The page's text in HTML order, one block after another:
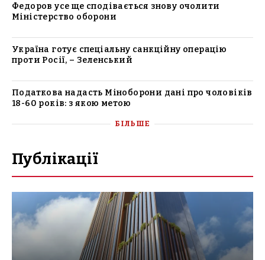
Федоров усе ще сподівається знову очолити
Міністерство оборони
Україна готує спеціальну санкційну операцію
проти Росії, – Зеленський
Податкова надасть Міноборони дані про чоловіків
18-60 років: з якою метою
БІЛЬШЕ
Публікації